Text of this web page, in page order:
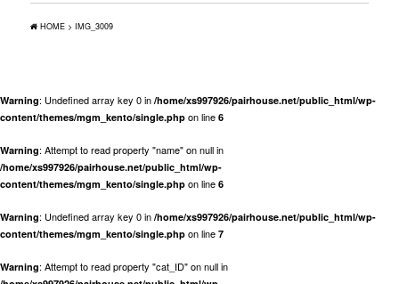
HOME >IMG_3009
Warning: Undefined array key 0 in /home/xs997926/pairhouse.net/public_html/wp-
content/themes/mgm_kento/single.php on line 6
Warning: Attempt to read property "name" on null in
/home/xs997926/pairhouse.net/public_html/wp-
content/themes/mgm_kento/single.php on line 6
Warning: Undefined array key 0 in /home/xs997926/pairhouse.net/public_html/wp-
content/themes/mgm_kento/single.php on line 7
Warning: Attempt to read property "cat_ID" on null in